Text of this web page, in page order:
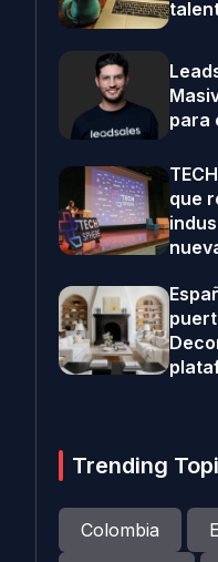
para
que
Trending
Colombia